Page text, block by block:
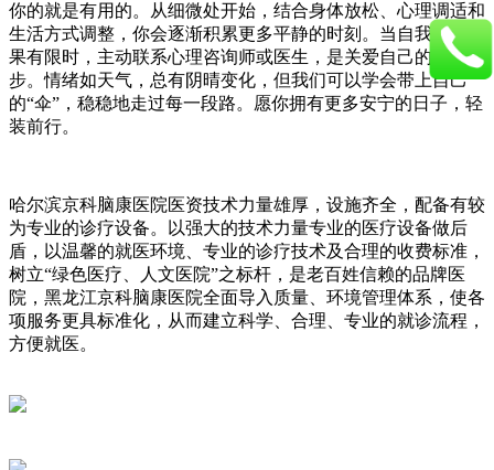
你的就是有用的。从细微处开始，结合身体放松、心理调适和
生活方式调整，你会逐渐积累更多平静的时刻。当自我调节效
果有限时，主动联系心理咨询师或医生，是关爱自己的重要一
步。情绪如天气，总有阴晴变化，但我们可以学会带上自己
的“伞”，稳稳地走过每一段路。愿你拥有更多安宁的日子，轻
装前行。
哈尔滨京科脑康医院医资技术力量雄厚，设施齐全，配备有较
为专业的诊疗设备。以强大的技术力量专业的医疗设备做后
盾，以温馨的就医环境、专业的诊疗技术及合理的收费标准，
树立“绿色医疗、人文医院”之标杆，是老百姓信赖的品牌医
院，黑龙江京科脑康医院全面导入质量、环境管理体系，使各
项服务更具标准化，从而建立科学、合理、专业的就诊流程，
方便就医。